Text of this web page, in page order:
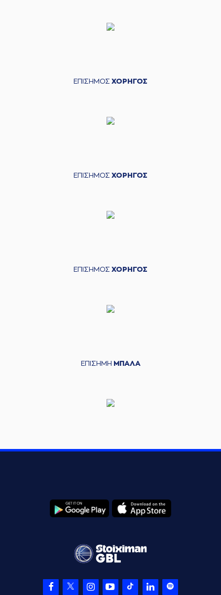
ΕΠΙΣΗΜΟΣ ΧΟΡΗΓΟΣ
ΕΠΙΣΗΜΟΣ ΧΟΡΗΓΟΣ
ΕΠΙΣΗΜΟΣ ΧΟΡΗΓΟΣ
ΕΠΙΣΗΜΗ ΜΠΑΛΑ